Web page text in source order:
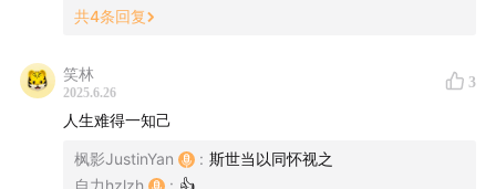
天我们都累坏了，下一期等我们择日再来。
再次恭喜 CapWords 成为中国首个获得苹果设计大奖
(Apple Design Awards)的 iOS 应用，有这样的朋友我感
到非常荣幸，虽然我在这个项目上没啥贡献，但是这些天
跟大家在一起，很替大家感到骄傲，我穿上 CapWords 的
共4条回复
笑林
2025.6.26
3
人生难得一知己
枫影JustinYan : 斯世当以同怀视之
自力hzlzh
: 👍